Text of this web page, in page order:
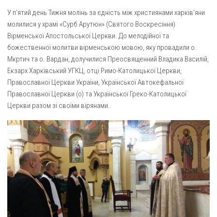
Покрови Пресвятої Богородиці (с. Вільча)
Преображенська парафія (м. Лозова)
Парафія Благовіщення Пресвятої Богородиці (смт
Золочів)
Парафія Різдва Пресвятої Богородиці м. Берестин
(Красноград)
Парохії Полтавської області
Пресвятої Трійці (м. Полтава)
Всіх Святих українського народу (м. Полтава)
Свято-Юріївська парафія (м. Полтава)
Архистратига Михаїла (с. Пригарівка)
Благовіщення Пресвятої Богородиці (с. Шевченки)
Введення у храм Пресвятої Богородиці (с. Дашківка)
Надруковані числа
Молитви
Галерея
Рух pro-life
У п’ятий день Тижня молінь за єдність між християнами харків’яни
молилися у храмі «Сурб Арутюн» (Святого Воскресіння)
Вірменської Апостольської Церкви. До мелодійної та
божественної молитви вірменською мовою, яку провадили о.
Мкртич та о. Вардан, долучилися Преосвященний Владика Василій,
Екзарх Харківський УГКЦ, отці Римо-Католицької Церкви,
Православної Церкви України, Української Автокефальної
Православної Церкви (о) та Української Греко-Католицької
Церкви разом зі своїми вірянами.